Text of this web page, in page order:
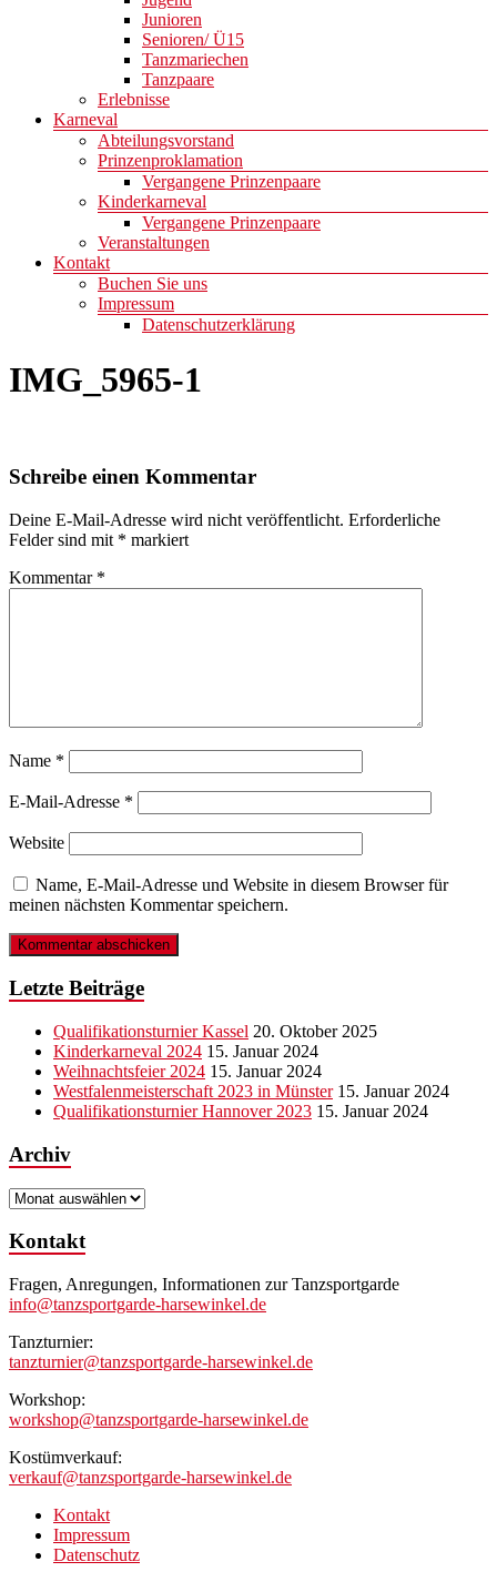
Junioren
Senioren/ Ü15
Tanzmariechen
Tanzpaare
Erlebnisse
Karneval
Abteilungsvorstand
Prinzenproklamation
Vergangene Prinzenpaare
Kinderkarneval
Vergangene Prinzenpaare
Veranstaltungen
Kontakt
Buchen Sie uns
Impressum
Datenschutzerklärung
IMG_5965-1
Schreibe einen Kommentar
Deine E-Mail-Adresse wird nicht veröffentlicht. Erforderliche
Felder sind mit * markiert
Kommentar *
Name *
E-Mail-Adresse *
Website
Name, E-Mail-Adresse und Website in diesem Browser für
meinen nächsten Kommentar speichern.
Letzte Beiträge
Qualifikationsturnier Kassel 20. Oktober 2025
Kinderkarneval 2024 15. Januar 2024
Weihnachtsfeier 2024 15. Januar 2024
Westfalenmeisterschaft 2023 in Münster 15. Januar 2024
Qualifikationsturnier Hannover 2023 15. Januar 2024
Archiv
Archiv
Kontakt
Fragen, Anregungen, Informationen zur Tanzsportgarde
info@tanzsportgarde-harsewinkel.de
Tanzturnier:
tanzturnier@tanzsportgarde-harsewinkel.de
Workshop:
workshop@tanzsportgarde-harsewinkel.de
Kostümverkauf:
verkauf@tanzsportgarde-harsewinkel.de
Kontakt
Impressum
Datenschutz